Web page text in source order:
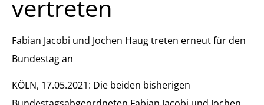
vertreten
Fabian Jacobi und Jochen Haug treten erneut für den
Bundestag an
KÖLN, 17.05.2021: Die beiden bisherigen